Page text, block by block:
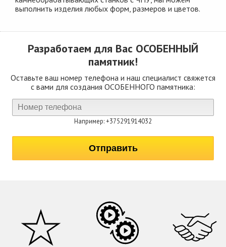
выполнить изделия любых форм, размеров и цветов.
Разработаем для Вас ОСОБЕННЫЙ
памятник!
Оставьте ваш номер телефона и наш специалист свяжется
с вами для создания ОСОБЕННОГО памятника:
Например: +375291914032